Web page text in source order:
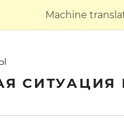
Machine
СИТУАЦИЯ